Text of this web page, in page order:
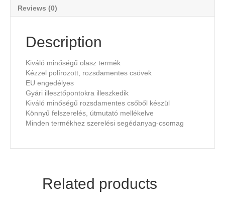
Reviews (0)
Description
Kiváló minőségű olasz termék
Kézzel polírozott, rozsdamentes csövek
EU engedélyes
Gyári illesztőpontokra illeszkedik
Kiváló minőségű rozsdamentes csőből készül
Könnyű felszerelés, útmutató mellékelve
Minden termékhez szerelési segédanyag-csomag
Related products